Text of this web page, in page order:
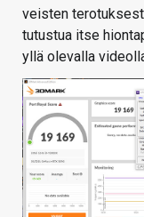
veisten
tutustua itse
yllä olevalla